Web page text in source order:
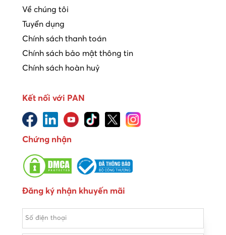
Về chúng tôi
Tuyển dụng
Chính sách thanh toán
Chính sách bảo mật thông tin
Chính sách hoàn huỷ
Kết nối với PAN
Chứng nhận
Đăng ký nhận khuyến mãi